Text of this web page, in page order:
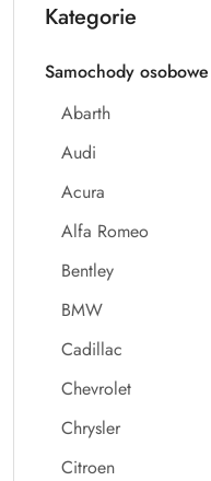
Kategorie
Samochody osobowe
Abarth
Audi
Acura
Alfa Romeo
Bentley
BMW
Cadillac
Chevrolet
Chrysler
Citroen